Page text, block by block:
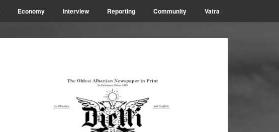
Economy Interview Reporting Community Vatra